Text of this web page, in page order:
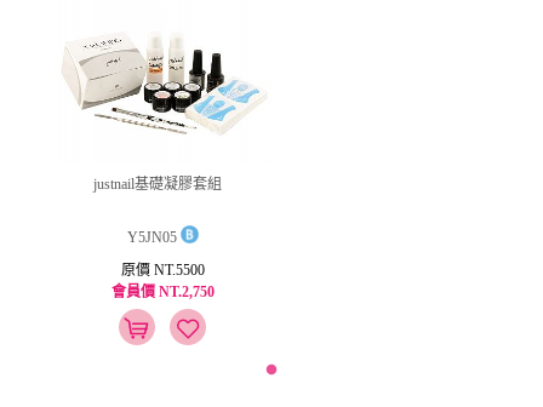
justnail基礎凝膠套組
Y5JN05
原價 NT.5500
會員價 NT.2,750